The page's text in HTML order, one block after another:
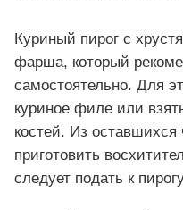
Куриный пирог с
фарша, который
самостоятельно. Для
куриное филе или
костей. Из
приготовить
следует подать к